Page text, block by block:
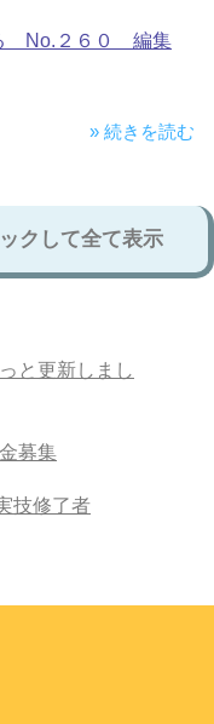
No.２６０ 編集
» 続きを読む
クして全て表示
と更新しまし
募集
技修了者